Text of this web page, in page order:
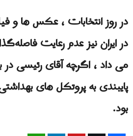
در روز انتخابات ، عکس ها و
در ایران نیز عدم رعایت
می داد ، اگرچه آقای رئیسی
پایبندی به پروتکل های
بود.